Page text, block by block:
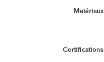
Matériaux
Certifications